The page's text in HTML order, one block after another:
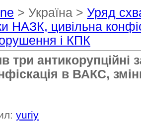
> Україна > Уряд
НАЗК, цивільна
і КПК
три антикорупційні
в ВАКС,
yuriy